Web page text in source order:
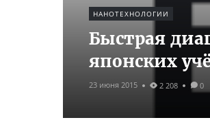
НАНОТЕХНОЛОГИИ
Быстрая
японских
23 июня 2015 2 208 0